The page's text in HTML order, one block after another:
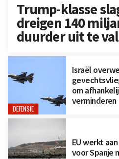
Trump-klasse
dreigen 140
duurder uit te
DEFENSIE
Israël
om
verminderen
EU werkt
voor Spanje